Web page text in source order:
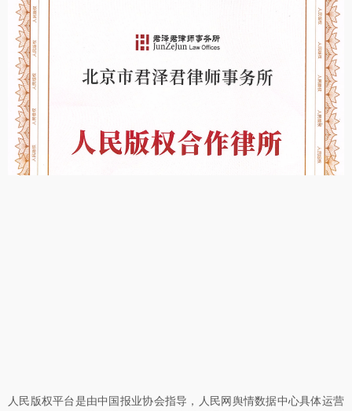
人民版权平台是由中国报业协会指导，人民网舆情数据中心具体运营